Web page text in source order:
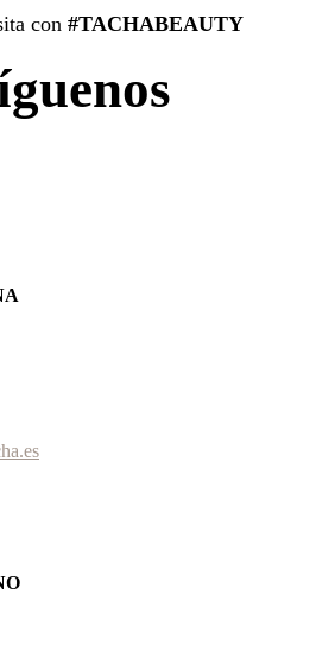
con #TACHABEAUTY